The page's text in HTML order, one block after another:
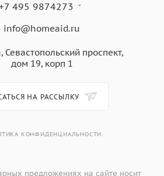
495 9874273
info@homeaid.ru
Севастопольский проспект,
дом 19, корп 1
НА РАССЫЛКУ
КОНФИДЕНЦИАЛЬНОСТИ
предложениях на сайте носит